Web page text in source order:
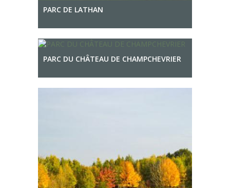
PARC DE LATHAN
PARC DU CHÂTEAU DE CHAMPCHEVRIER